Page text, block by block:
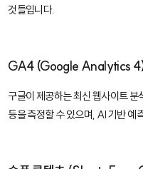
것들입니다.
GA4 (Google Analytics
구글이 제공하는 최신 웹사이트
등을 측정할 수 있으며, AI 기반 예